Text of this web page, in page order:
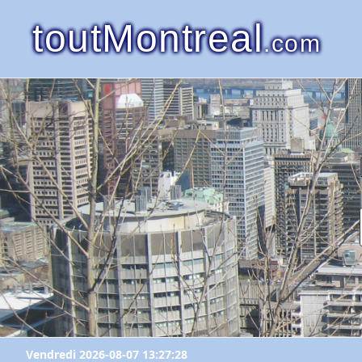
toutMontreal.com
Vendredi 2026-08-07 13:27:28